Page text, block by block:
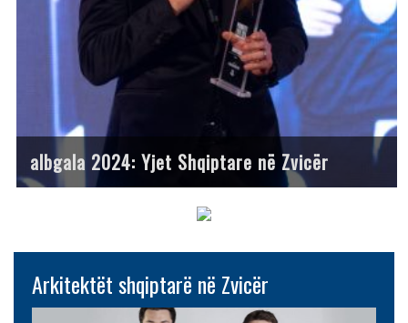
albgala 2024: Yjet Shqiptare në Zvicër
Arkitektët shqiptarë në Zvicër